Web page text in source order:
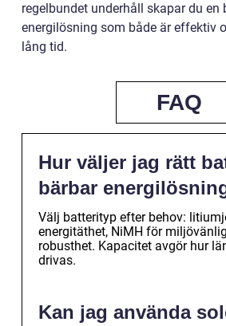
regelbundet underhåll skapar du en
energilösning som både är effektiv
lång tid.
FAQ
Hur väljer jag rätt
bärbar
Välj batterityp efter behov:
energitäthet, NiMH för
robusthet. Kapacitet avgör hur
drivas.
Kan jag använda